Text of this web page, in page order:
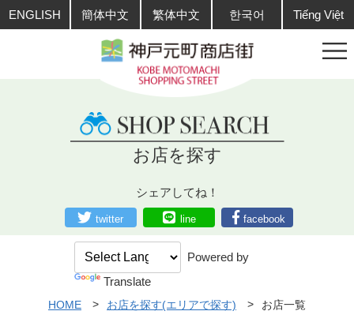
ENGLISH 簡体中文 繁体中文 한국어 Tiếng Việt
お店を探す
シェアしてね！
twitter line facebook
Powered by
Translate
HOME お店を探す(エリアで探す) お店一覧